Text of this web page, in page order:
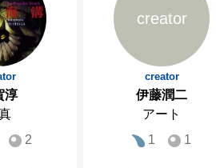
淳
2
creator
creator
伊藤潤二
アート
1
1